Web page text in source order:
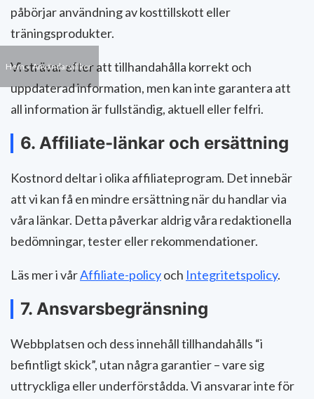
Hem Användarvillkor
påbörjar användning av kosttillskott eller
träningsprodukter.
Vi strävar efter att tillhandahålla korrekt och
uppdaterad information, men kan inte garantera att
all information är fullständig, aktuell eller felfri.
6. Affiliate-länkar och ersättning
Kostnord deltar i olika affiliateprogram. Det innebär
att vi kan få en mindre ersättning när du handlar via
våra länkar. Detta påverkar aldrig våra redaktionella
bedömningar, tester eller rekommendationer.
Läs mer i vårAffiliate-policyoch Integritetspolicy.
7. Ansvarsbegränsning
Webbplatsen och dess innehåll tillhandahålls “i
befintligt skick”, utan några garantier – vare sig
uttryckliga eller underförstådda. Vi ansvarar inte för